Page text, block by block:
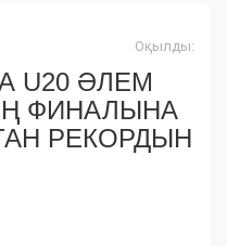
Оқылды:
U20 ӘЛЕМ
ФИНАЛЫНА
РЕКОРДЫН